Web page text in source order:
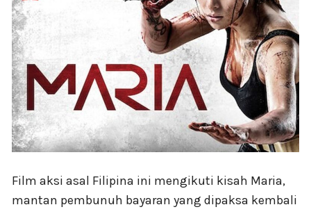
Film aksi asal Filipina ini mengikuti kisah Maria,
mantan pembunuh bayaran yang dipaksa kembali